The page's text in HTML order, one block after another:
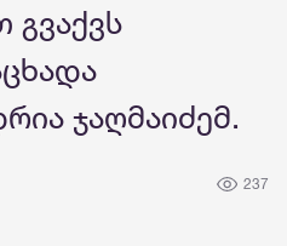
ჯაღმაიძემ.
237